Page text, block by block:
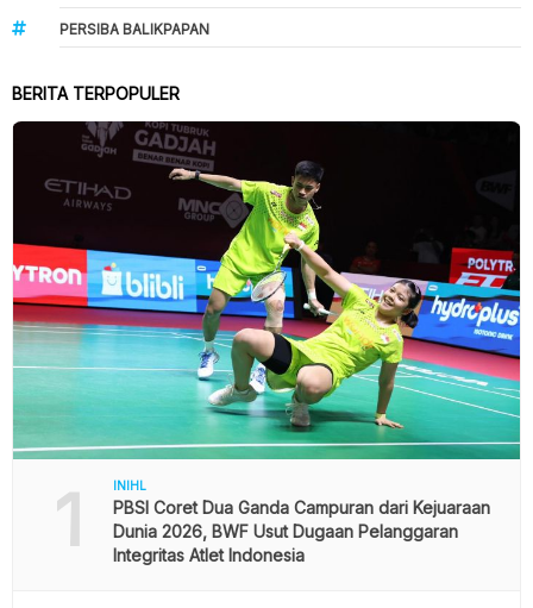
PERSIBA BALIKPAPAN
BERITA TERPOPULER
1 INIHL
PBSI Coret Dua Ganda Campuran dari Kejuaraan
Dunia 2026, BWF Usut Dugaan Pelanggaran
Integritas Atlet Indonesia